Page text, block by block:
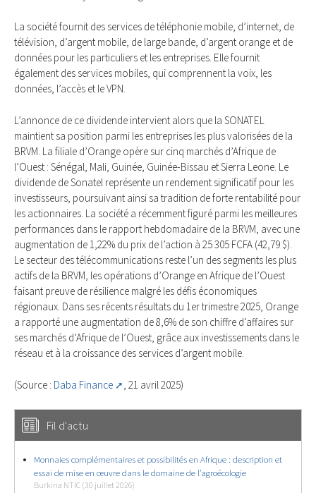
La société fournit des services de téléphonie mobile, d’internet, de
télévision, d’argent mobile, de large bande, d’argent orange et de
données pour les particuliers et les entreprises. Elle fournit
également des services mobiles, qui comprennent la voix, les
données, l’accès et le VPN.
L’annonce de ce dividende intervient alors que la SONATEL
maintient sa position parmi les entreprises les plus valorisées de la
BRVM. La filiale d’Orange opère sur cinq marchés d’Afrique de
l’Ouest : Sénégal, Mali, Guinée, Guinée-Bissau et Sierra Leone. Le
dividende de Sonatel représente un rendement significatif pour les
investisseurs, poursuivant ainsi sa tradition de forte rentabilité pour
les actionnaires. La société a récemment figuré parmi les meilleures
performances dans le rapport hebdomadaire de la BRVM, avec une
augmentation de 1,22% du prix de l’action à 25 305 FCFA (42,79 $).
Le secteur des télécommunications reste l’un des segments les plus
actifs de la BRVM, les opérations d’Orange en Afrique de l’Ouest
faisant preuve de résilience malgré les défis économiques
régionaux. Dans ses récents résultats du 1er trimestre 2025, Orange
a rapporté une augmentation de 8,6% de son chiffre d’affaires sur
ses marchés d’Afrique de l’Ouest, grâce aux investissements dans le
réseau et à la croissance des services d’argent mobile.
(Source : Daba Finance , 21 avril 2025)
Fil d'actu
Monnaies complémentaires et possibilités en Afrique : description et
essai de mise en œuvre dans le domaine de l’agroécologie
Burkina NTIC (30 juillet 2026)